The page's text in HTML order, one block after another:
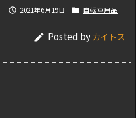
 2021年6月19日  自転車用品
 Posted byカイトス